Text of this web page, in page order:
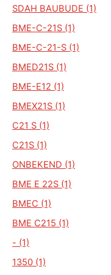
SDAH BAUBUDE (1)
BME-C-21S (1)
BME-C-21-S (1)
BMED21S (1)
BME-E12 (1)
BMEX21S (1)
C21 S (1)
C21S (1)
ONBEKEND (1)
BME E 22S (1)
BMEC (1)
BME C215 (1)
- (1)
1350 (1)